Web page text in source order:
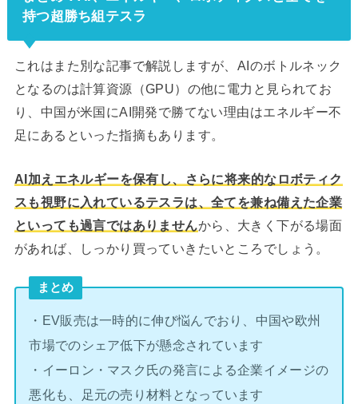
持つ超勝ち組テスラ
これはまた別な記事で解説しますが、AIのボトルネック
となるのは計算資源（GPU）の他に電力と見られてお
り、中国が米国にAI開発で勝てない理由はエネルギー不
足にあるといった指摘もあります。
AI加えエネルギーを保有し、さらに将来的なロボティク
スも視野に入れているテスラは、全てを兼ね備えた企業
といっても過言ではありませんから、大きく下がる場面
があれば、しっかり買っていきたいところでしょう。
まとめ
・EV販売は一時的に伸び悩んでおり、中国や欧州
市場でのシェア低下が懸念されています
・イーロン・マスク氏の発言による企業イメージの
悪化も、足元の売り材料となっています